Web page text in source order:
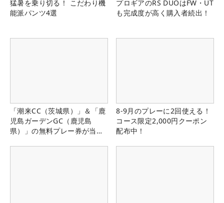
猛暑を乗り切る！ こだわり機
能派パンツ4選
プロギアのRS DUOはFW・UT
も完成度が高く購入者続出！
「潮来CC（茨城県）」＆「鹿
児島ガーデンGC（鹿児島
県）」の無料プレー券が当た
8-9月のプレーに2回使える！
コース限定2,000円クーポン
配布中！